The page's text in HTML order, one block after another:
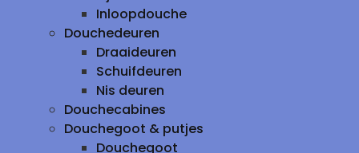
Inloopdouche
Douchedeuren
Draaideuren
Schuifdeuren
Nis deuren
Douchecabines
Douchegoot & putjes
Douchegoot